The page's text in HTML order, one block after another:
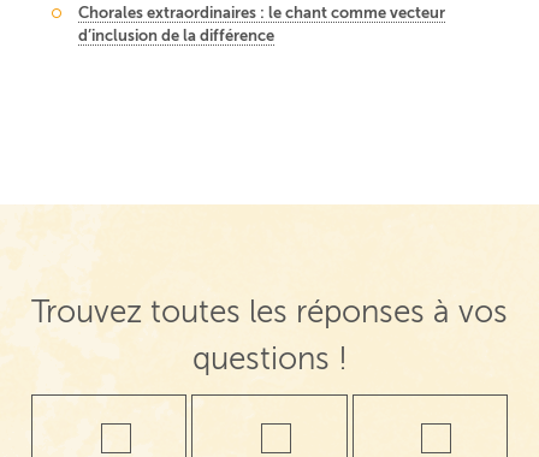
Chorales extraordinaires : le chant comme vecteur
d’inclusion de la différence
Navigation de post
Trouvez toutes les réponses à vos
questions !